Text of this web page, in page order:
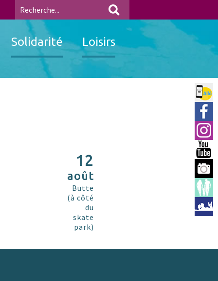
Solidarité Loisirs
Allo
Ville
You
12
août
Butte
(à côté
du
skate
park)